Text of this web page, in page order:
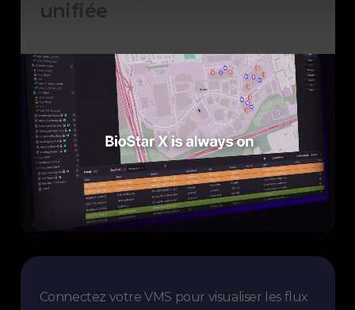
unifiée
Connectez votre VMS pour visualiser les flux